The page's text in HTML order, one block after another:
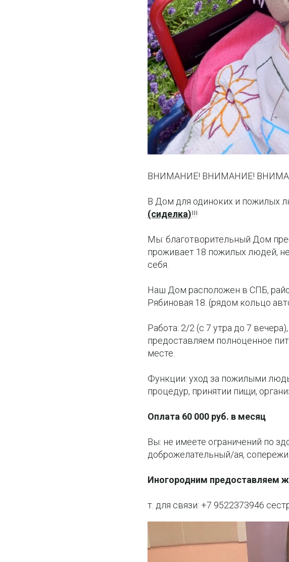
ВНИМАНИЕ! ВНИМАНИЕ!
В Дом для одиноких и пожилых
(сиделка)!!!
Мы: благотворительный Дом
проживает 18 пожилых людей,
себя.
Наш Дом расположен в СПБ,
Рябиновая 18. (рядом кольцо
Работа: 2/2 (с 7 утра до 7
предоставляем полноценное
месте.
Функции: уход за пожилыми
процедур, принятии пищи,
Оплата 60 000 руб. в месяц
Вы: не имеете ограничений по
доброжелательный/ая,
Иногородним предоставляем
т. для связи: +7 9522373946